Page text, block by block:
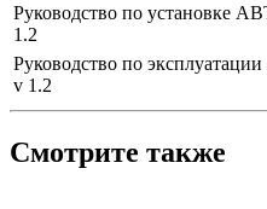
Руководство по установке
1.2
Руководство по
v 1.2
Смотрите также